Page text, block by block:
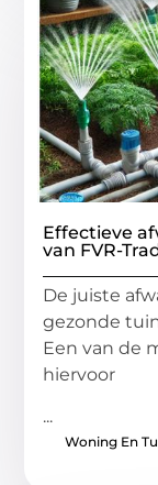
Effectieve
van FVR-
De juiste
gezonde
Een van de
hiervoor
...
Woning En